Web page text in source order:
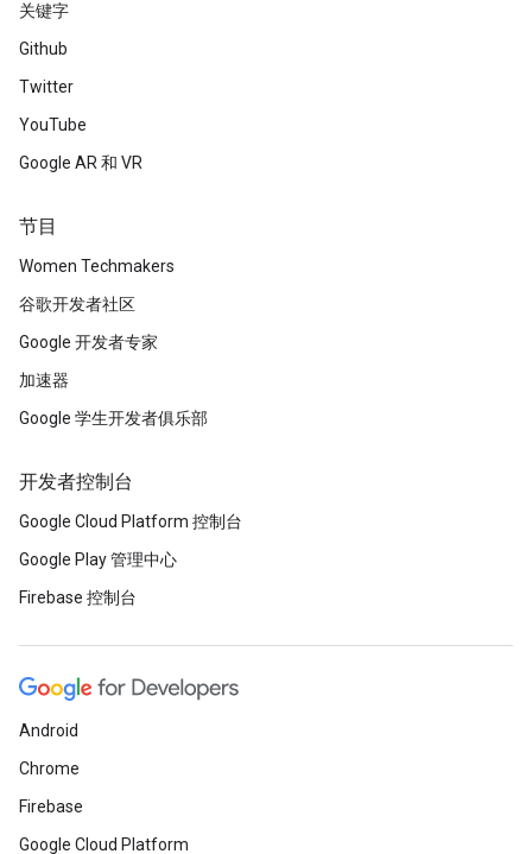
关键字
Github
Twitter
YouTube
Google AR 和 VR
节目
Women Techmakers
谷歌开发者社区
Google 开发者专家
加速器
Google 学生开发者俱乐部
开发者控制台
Google Cloud Platform 控制台
Google Play 管理中心
Firebase 控制台
Android
Chrome
Firebase
Google Cloud Platform